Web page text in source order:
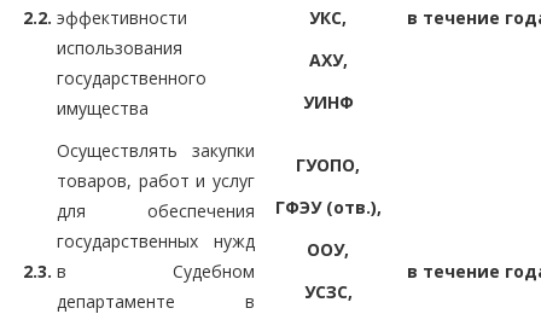
2.2. эффективности
использования
государственного
имущества
УКС,
АХУ,
УИНФ
в течение
2.3.
Осуществлять закупки
товаров, работ и услуг
для обеспечения
государственных нужд
в Судебном
департаменте в
ГУОПО,
ГФЭУ (отв.),
ООУ,
УСЗС,
в течение